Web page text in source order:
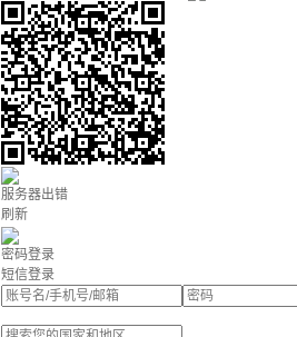
服务器出错
刷新
密码登录
短信登录